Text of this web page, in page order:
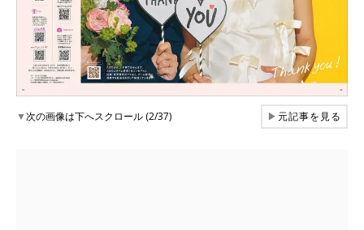
▼次の画像は下へスクロール (2/37) ▶元記事を見る